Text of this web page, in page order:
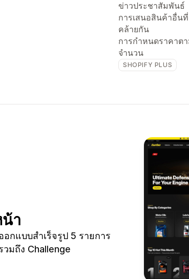
ข่าวประชาสัมพันธ์
การเสนอสินค้าอื่นที่
คล้ายกัน
การกำหนดราคาต
จำนวน
SHOPIFY PLUS
น้า
กแบบสำเร็จรูป 5 รายการ
มถึง Challenge